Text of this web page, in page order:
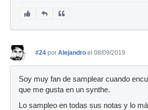
#24 por Alejandro el 08/09/2019
Soy muy fan de samplear cuando
que me gusta en un synthe.
Lo sampleo en todas sus notas y lo